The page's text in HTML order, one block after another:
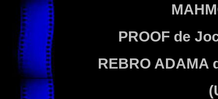
PROOF de
REBRO ADAMA